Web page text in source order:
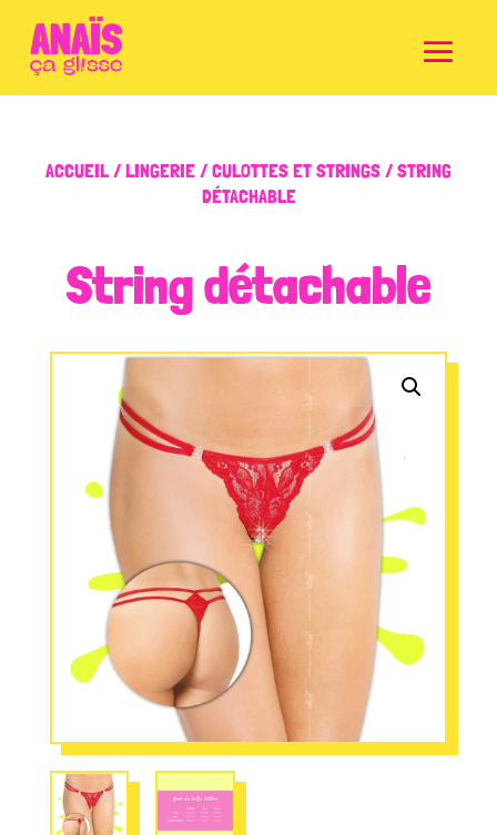
ACCUEIL/LINGERIE/CULOTTES ET STRINGS/ STRING
DÉTACHABLE
String détachable